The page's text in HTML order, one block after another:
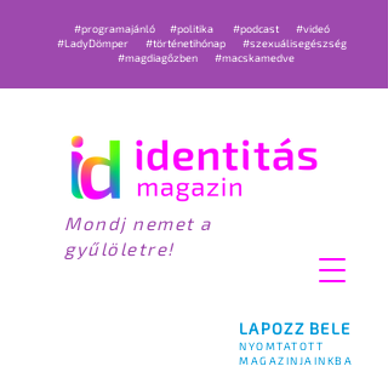
LAPOZZ BELE
NYOMTATOTT
MAGAZINJAINKBA
#programajánló #politika #podcast
#videó
#LadyDömper
#történetihónap
#szexuálisegészség
#magdiagőzben
#macskamedve
Mondj nemet a
gyűlöletre!